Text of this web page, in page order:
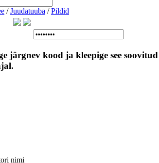
/ Juudatuuba / Pildid
järgnev kood ja kleepige see
nimi